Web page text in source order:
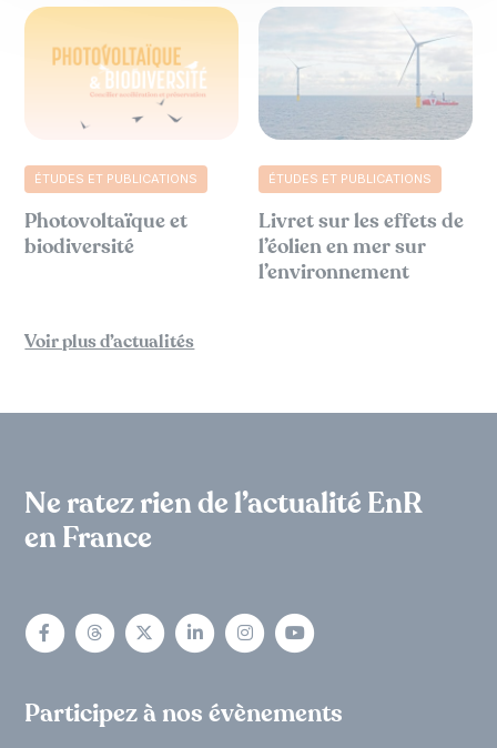
ÉTUDES ET PUBLICATIONS
Photovoltaïque et
biodiversité
ÉTUDES ET PUBLICATIONS
Livret sur les effets de
l’éolien en mer sur
l’environnement
Voir plus d’actualités
Ne ratez rien de l’actualité EnR
en France
Participez à nos évènements